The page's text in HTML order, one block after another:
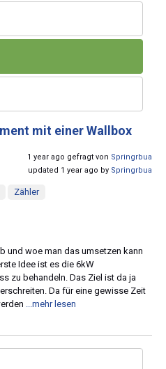
mit einer Wallbox
1 year ago gefragt von Springrbua
updated 1 year ago by Springrbua
Zähler
und woe man das umsetzen kann
Idee ist es die 6kW
zu behandeln. Das Ziel ist da ja
Da für eine gewisse Zeit
...mehr lesen